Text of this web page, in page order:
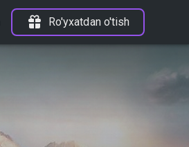
Ro'yxatdan o'tish